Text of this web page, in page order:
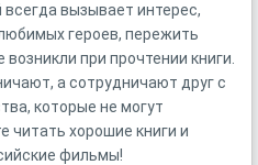
вызывает интерес,
героев, пережить
при прочтении книги.
а сотрудничают друг с
которые не могут
читать хорошие книги и
фильмы!